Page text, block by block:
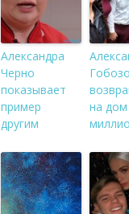
Александра
Черно
показывает
пример
другим
на дом